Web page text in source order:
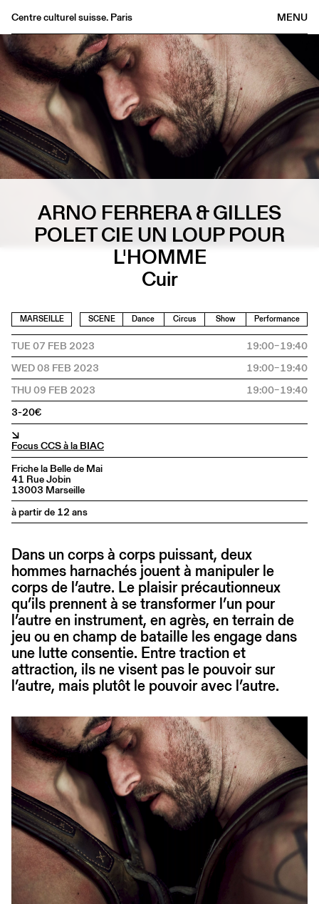
MENU
Centre culturel suisse. Paris
Agenda
Bookshop
Buvette
Archives
Medias
Publications
About
EN
ARNO FERRERA & GILLES
POLET CIE UN LOUP POUR
L'HOMME
Cuir
MARSEILLE SCENE Dance Circus Show Performance
TUE 07 FEB 2023
19:00–19:40
WED 08 FEB 2023
19:00–19:40
THU 09 FEB 2023
19:00–19:40
3-20€
↘
Focus CCS à la BIAC
Friche la Belle de Mai
41 Rue Jobin
13003 Marseille
à partir de 12 ans
Dans un corps à corps puissant, deux
hommes harnachés jouent à manipuler le
corps de l’autre. Le plaisir précautionneux
qu’ils prennent à se transformer l’un pour
l’autre en instrument, en agrès, en terrain de
jeu ou en champ de bataille les engage dans
une lutte consentie. Entre traction et
attraction, ils ne visent pas le pouvoir sur
l’autre, mais plutôt le pouvoir avec l’autre.